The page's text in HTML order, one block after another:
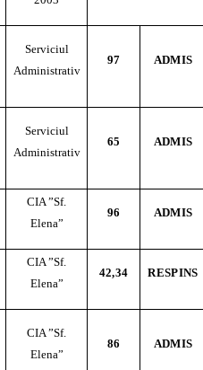
Serviciul
Administrativ
97 ADMIS
Serviciul
Administrativ
65 ADMIS
CIA ”Sf.
Elena”
96 ADMIS
CIA ”Sf.
Elena”
42,34 RESPINS
CIA ”Sf.
Elena”
86 ADMIS